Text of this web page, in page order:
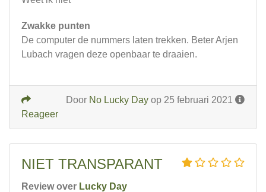
Zwakke punten
De computer de nummers laten trekken. Beter Arjen
Lubach vragen deze openbaar te draaien.
Door No Lucky Day op 25 februari 2021
Reageer
NIET TRANSPARANT
Review over Lucky Day